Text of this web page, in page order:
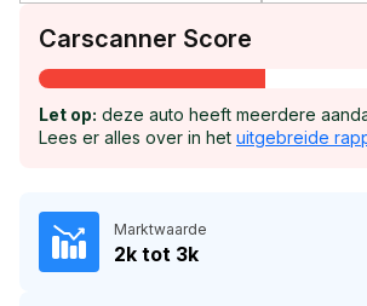
Carscanner Score
Let op: deze auto heeft meerdere
Lees er alles over in het uitgebreide
Marktwaarde
2k tot 3k